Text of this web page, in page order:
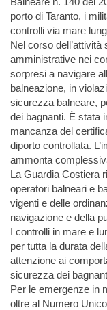
porto di Taranto, i
controlli via mare
Nel corso
amministrative nei
sorpresi a navigare
balneazione, in
sicurezza balneare,
dei bagnanti. È stata
mancanza del
diporto controllata.
ammonta
La Guardia Costiera
operatori balneari e
vigenti e delle
navigazione e della
I controlli in mare e
per tutta la durata
attenzione ai
sicurezza dei
Per le emergenze in
oltre al Numero